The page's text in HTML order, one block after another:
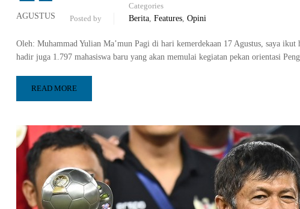
AGUSTUS Posted by
Categories
Berita, Features, Opini
Oleh: Muhammad Yulian Ma’mun Pagi di hari kemerdekaan 17 Agustus, saya
hadir juga 1.797 mahasiswa baru yang akan memulai kegiatan pekan orientasi
READ MORE